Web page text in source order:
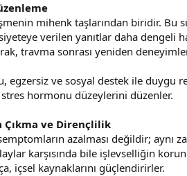
mihenk taşlarından biridir.
verilen yanıtlar daha dengeli
travma sonrası yeniden
egzersiz ve sosyal destek ile
hormonu düzeylerini düzenler.
Çıkma ve Dirençlilik
azalması değildir;
karşısında bile işlevselliğin
içsel kaynaklarını güçlendirirler.